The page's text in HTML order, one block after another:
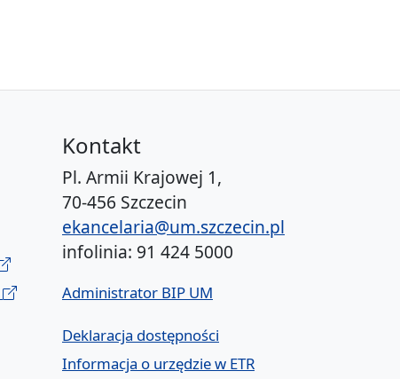
Kontakt
Pl. Armii Krajowej 1,
70-456 Szczecin
ekancelaria@um.szczecin.pl
infolinia: 91 424 5000
Administrator BIP UM
Deklaracja dostępności
Informacja o urzędzie w ETR